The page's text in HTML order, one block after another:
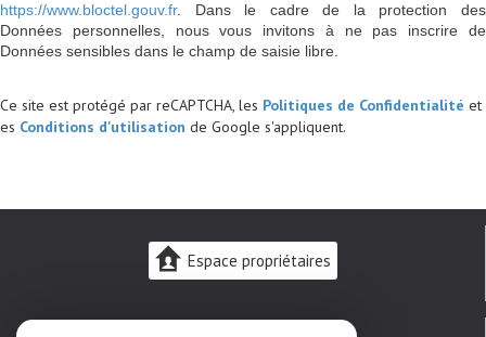
https://www.bloctel.gouv.fr. Dans le cadre de la protection des
Données personnelles, nous vous invitons à ne pas inscrire de
Données sensibles dans le champ de saisie libre.
Ce site est protégé par reCAPTCHA, les Politiques de Confidentialité et
es Conditions d'utilisation de Google s'appliquent.
Espace propriétaires